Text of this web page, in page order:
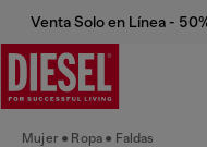
Venta Solo en Línea -
Mujer Ropa Faldas